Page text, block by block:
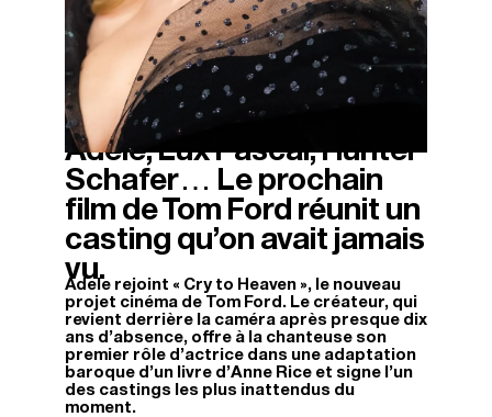
13/11/2025
Adele, Lux Pascal, Hunter
Schafer… Le prochain
film de Tom Ford réunit un
casting qu’on avait jamais
vu.
Adele rejoint « Cry to Heaven », le nouveau
projet cinéma de Tom Ford. Le créateur, qui
revient derrière la caméra après presque dix
ans d'absence, offre à la chanteuse son
premier rôle d'actrice dans une adaptation
baroque d'un livre d'Anne Rice et signe l'un
des castings les plus inattendus du
moment.